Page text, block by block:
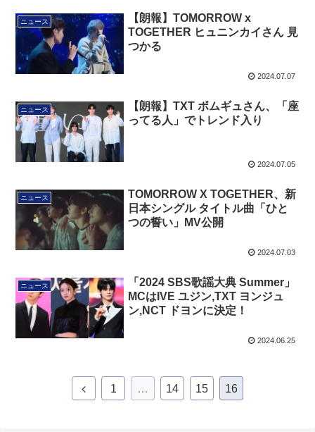
ニュース
【朗報】TOMORROW x
TOGETHER ヒュニンカイさん 見
つかる
2024.07.07
ニュース
【朗報】TXT ボムギュさん、「座
ってる人」でトレンド入り
2024.07.05
ニュース
TOMORROW X TOGETHER、新
日本シングル タイトル曲「ひと
つの誓い」MV公開
2024.07.03
ニュース
「2024 SBS歌謡大典 Summer」
MCはIVE ユジン,TXT ヨンジュ
ン,NCT ドヨンに決定！
2024.06.25
1 … 14 15 16